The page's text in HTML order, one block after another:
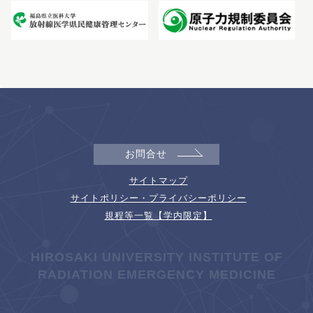
お問合せ
サイトマップ
サイトポリシー・プライバシーポリシー
規程等一覧【学内限定】
HIROSAKI UNIVERSITY INSTITUTE OF
RADIATION EMERGENCY MEDICINE